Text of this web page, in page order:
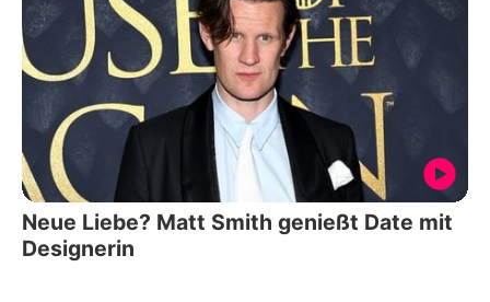
Neue Liebe? Matt Smith genießt Date mit
Designerin